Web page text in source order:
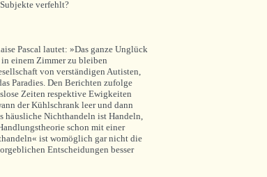
verfehlt?
Pascal lautet: »Das ganze Unglück
einem Zimmer zu bleiben
von verständigen Autisten,
Paradies. Den Berichten zufolge
Zeiten respektive Ewigkeiten
der Kühlschrank leer und dann
häusliche Nichthandeln ist Handeln,
schon mit einer
ist womöglich gar nicht die
Entscheidungen besser